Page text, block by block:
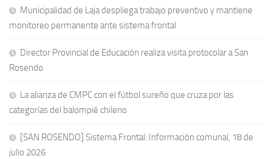
Municipalidad de Laja despliega trabajo preventivo y mantiene
monitoreo permanente ante sistema frontal
Director Provincial de Educación realiza visita protocolar a San
Rosendo
La alianza de CMPC con el fútbol sureño que cruza por las
categorías del balompié chileno
[SAN ROSENDO] Sistema Frontal: Información comunal, 18 de
julio 2026